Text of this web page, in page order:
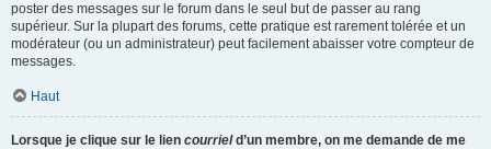
poster des messages sur le forum dans le seul but de passer au rang
supérieur. Sur la plupart des forums, cette pratique est rarement tolérée et un
modérateur (ou un administrateur) peut facilement abaisser votre compteur de
messages.
Haut
Lorsque je clique sur le lien courrield’un membre, on me demande de me